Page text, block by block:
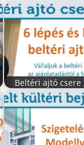
Beltéri ajtó csere